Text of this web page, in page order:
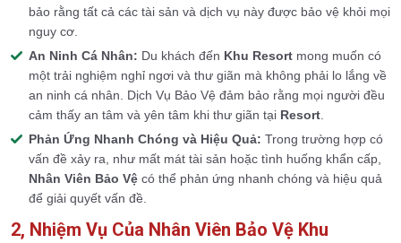
bảo rằng tất cả các tài sản và dịch vụ này được bảo vệ khỏi mọi
nguy cơ.
An Ninh Cá Nhân: Du khách đến Khu Resort mong muốn có
một trải nghiệm nghỉ ngơi và thư giãn mà không phải lo lắng về
an ninh cá nhân. Dịch Vụ Bảo Vệ đảm bảo rằng mọi người đều
cảm thấy an tâm và yên tâm khi thư giãn tại Resort
Phản Ứng Nhanh Chóng và Hiệu Quả: Trong trường hợp có
vấn đề xảy ra, như mất mát tài sản hoặc tình huống khẩn cấp,
Nhân Viên Bảo Vệ có thể phản ứng nhanh chóng và hiệu quả
để giải quyết vấn đề.
2, Nhiệm Vụ Của Nhân Viên Bảo Vệ Khu